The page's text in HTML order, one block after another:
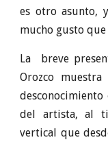
es otro asunto,
mucho gusto que
La breve
Orozco
del artista, al
vertical que